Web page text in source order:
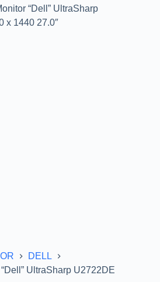
DELL
UltraSharp U2722DE